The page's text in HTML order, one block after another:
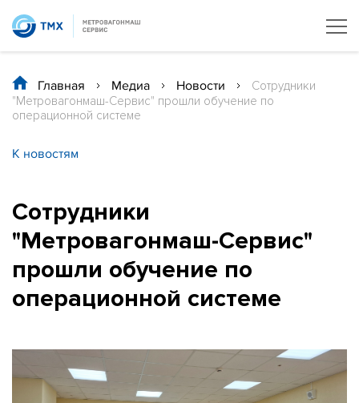
Главная / Медиа / Новости /
Сотрудники
"Метровагонмаш-Сервис" прошли обучение по
операционной системе
К новостям
Сотрудники
"Метровагонмаш-Сервис"
прошли обучение по
операционной системе